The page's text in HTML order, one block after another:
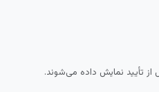
تأیید نمایش داده می‌شوند.